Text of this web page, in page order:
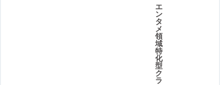
エ
ン
タ
メ
領
域
特
化
型
ク
ラ